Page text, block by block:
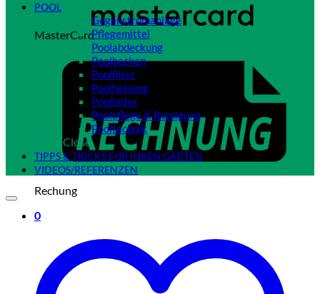
MasterCard
Rechung
0
POOL
Gegenstromanlage
Pflegemittel
Poolabdeckung
Poolbecken
Poolfilter
Poolheizung
Poolleiter
Poolpflege & Reinigung
Pooltechnik
Close
TIPPS & TRICKS FÜR IHREN GARTEN
VIDEOS/REFERENZEN